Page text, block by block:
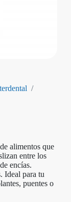
/
alimentos que
entre los
encías.
Ideal para tu
puentes o